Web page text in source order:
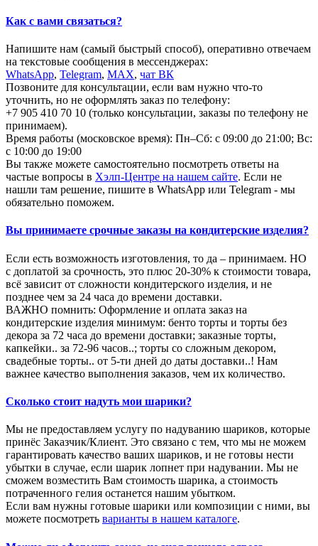
Как с вами связаться?
Напишите нам (самый быстрый способ), оперативно отвечаем
на текстовые сообщения в мессенджерах:
WhatsApp, Telegram, МАХ, чат ВК
Позвоните для консультации, если вам нужно что-то
уточнить, но не оформлять заказ по телефону:
+7 905 410 70 10 (только консультации, заказы по телефону не
принимаем).
Время работы (московское время): Пн–Сб: с 09:00 до 21:00; Вс:
с 10:00 до 19:00
Вы также можете самостоятельно посмотреть ответы на
частые вопросы в Хэлп-Центре на нашем сайте. Если не
нашли там решение, пишите в WhatsApp или Telegram - мы
обязательно поможем.
Вы принимаете срочные заказы на кондитерские изделия?
Если есть возможность изготовления, то да – принимаем. НО
с доплатой за срочность, это плюс 20-30% к стоимости товара,
всё зависит от сложности кондитерского изделия, и не
позднее чем за 24 часа до времени доставки.
ВАЖНО помнить: Оформление и оплата заказ на
кондитерские изделия минимум: бенто торты и торты без
декора за 72 часа до времени доставки; заказные торты,
капкейки.. за 72-96 часов..; торты со сложным декором,
свадебные торты.. от 5-ти дней до даты доставки..! Нам
важнее качество выполнения заказов, чем их количество.
Сколько стоит надуть мои шарики?
Мы не предоставляем услугу по надуванию шариков, которые
принёс Заказчик/Клиент. Это связано с тем, что мы не можем
гарантировать качество ваших шариков, и не готовы нести
убытки в случае, если шарик лопнет при надувании. Мы не
сможем возместить Вам стоимость шарика, а стоимость
потраченного гелия останется нашим убытком.
Если вам нужны готовые шарики или композиции с ними, вы
можете посмотреть варианты в нашем каталоге.